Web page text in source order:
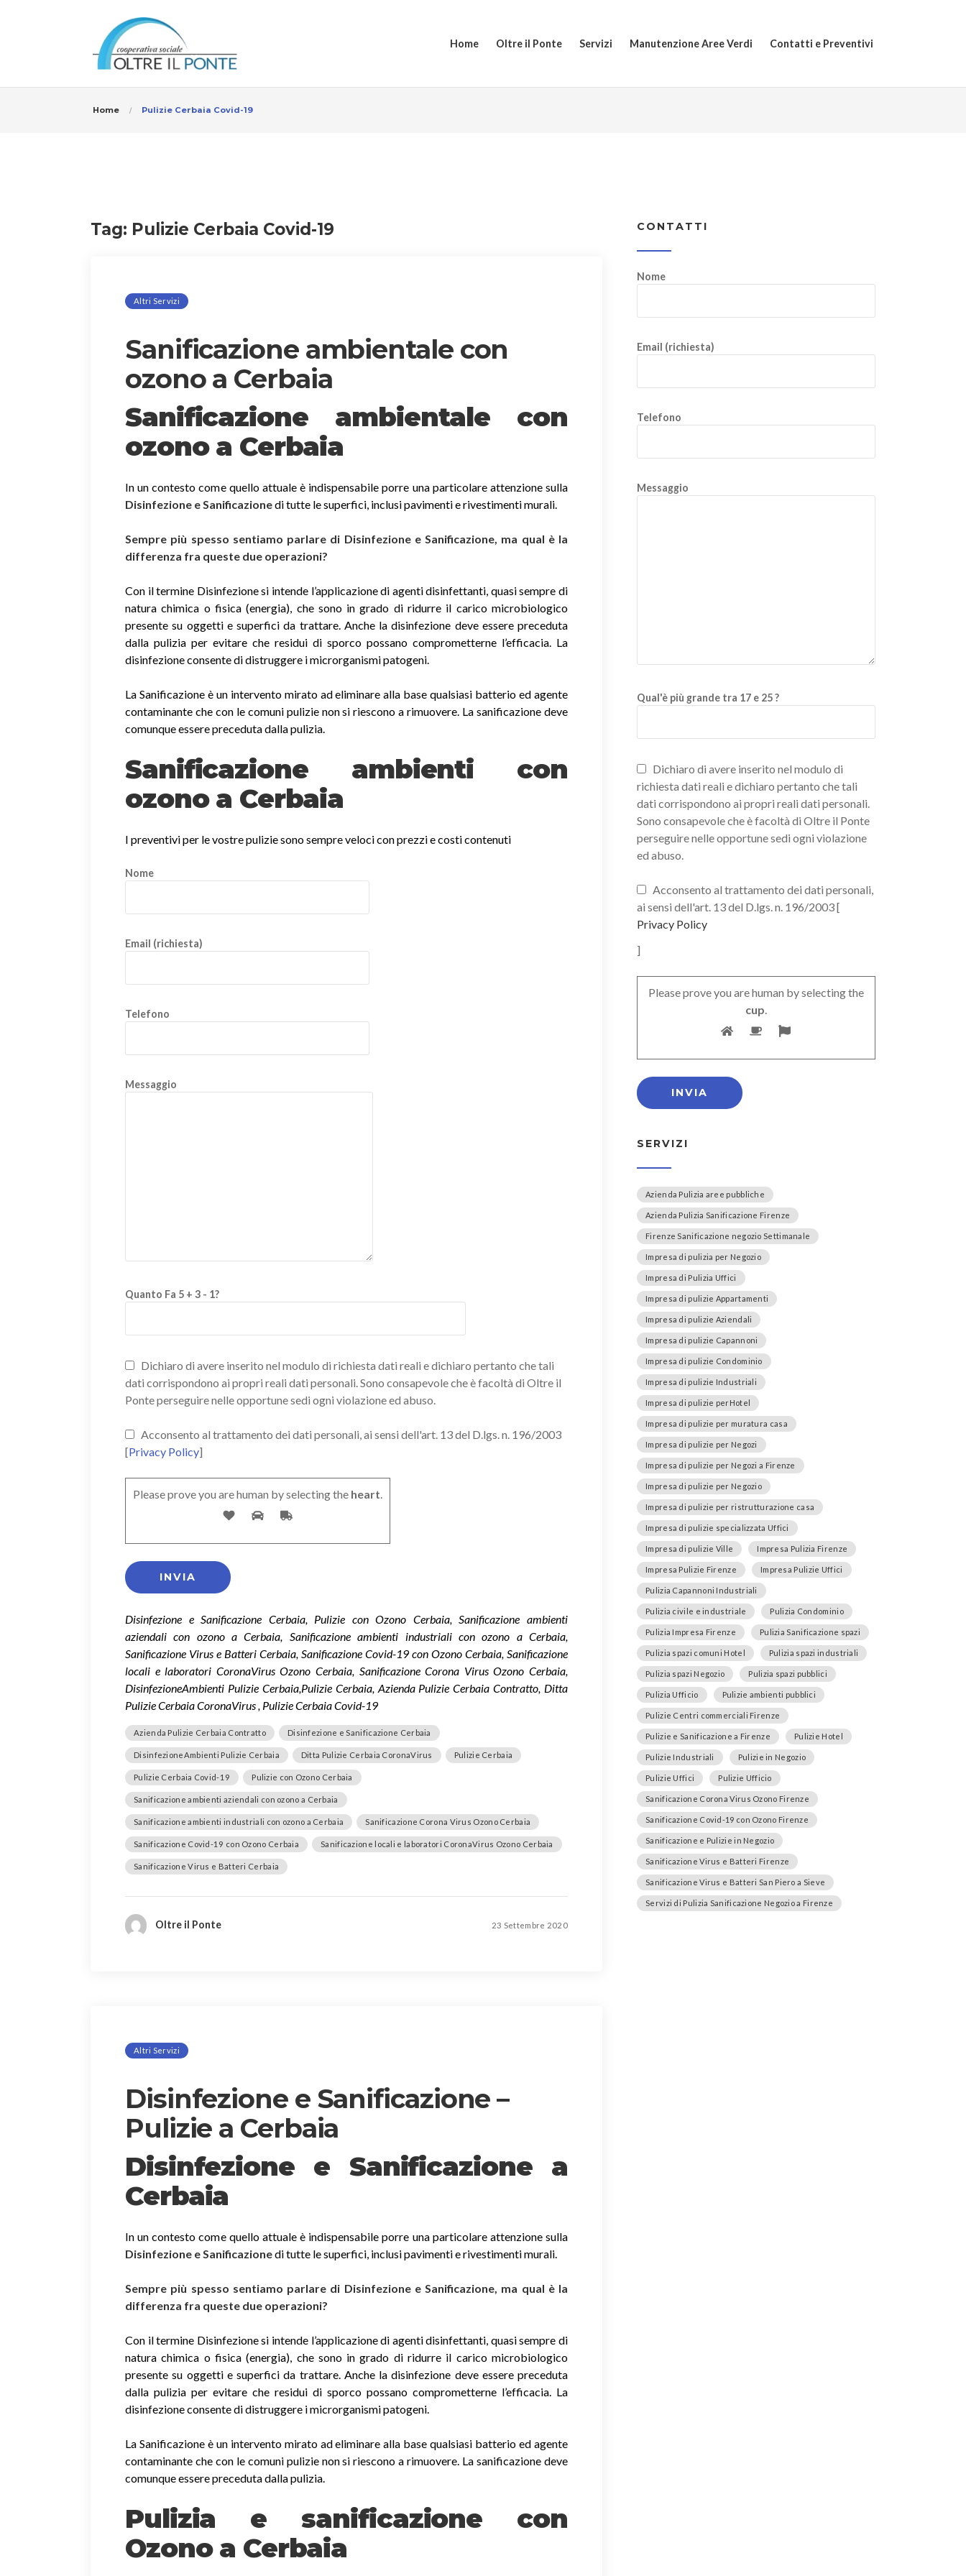
Home Oltre il Ponte Servizi Manutenzione Aree Verdi Contatti e Preventivi
Home Pulizie Cerbaia Covid-19
Tag: Pulizie Cerbaia Covid-19
Altri Servizi
Sanificazione ambientale con
ozono a Cerbaia
Sanificazione ambientale con
ozono a Cerbaia
In un contesto come quello attuale è indispensabile porre una particolare attenzione sulla
Disinfezione e Sanificazionedi tutte le superfici, inclusi pavimenti e rivestimenti murali.
Sempre più spesso sentiamo parlare di Disinfezione e Sanificazione, ma qual è la
differenza fra queste due operazioni?
Con il termine Disinfezione si intende l’applicazione di agenti disinfettanti, quasi sempre di
natura chimica o fisica (energia), che sono in grado di ridurre il carico microbiologico
presente su oggetti e superfici da trattare. Anche la disinfezione deve essere preceduta
dalla pulizia per evitare che residui di sporco possano comprometterne l’efficacia. La
disinfezione consente di distruggere i microrganismi patogeni.
La Sanificazione è un intervento mirato ad eliminare alla base qualsiasi batterio ed agente
contaminante che con le comuni pulizie non si riescono a rimuovere. La sanificazione deve
comunque essere preceduta dalla pulizia.
Sanificazione ambienti con
ozono a Cerbaia
I preventivi per le vostre pulizie sono sempre veloci con prezzi e costi contenuti
Nome
Email (richiesta)
Telefono
Messaggio
Quanto Fa 5 + 3 - 1?
Dichiaro di avere inserito nel modulo di richiesta dati reali e dichiaro pertanto che tali
dati corrispondono ai propri reali dati personali. Sono consapevole che è facoltà di Oltre il
Ponte perseguire nelle opportune sedi ogni violazione ed abuso.
Acconsento al trattamento dei dati personali, ai sensi dell'art. 13 del D.lgs. n. 196/2003
[Privacy Policy]
Please prove you are human by selecting the heart.
Disinfezione e Sanificazione Cerbaia, Pulizie con Ozono Cerbaia, Sanificazione ambienti
aziendali con ozono a Cerbaia, Sanificazione ambienti industriali con ozono a Cerbaia,
Sanificazione Virus e Batteri Cerbaia, Sanificazione Covid-19 con Ozono Cerbaia, Sanificazione
locali e laboratori CoronaVirus Ozono Cerbaia, Sanificazione Corona Virus Ozono Cerbaia,
DisinfezioneAmbienti Pulizie Cerbaia,Pulizie Cerbaia, Azienda Pulizie Cerbaia Contratto, Ditta
Pulizie Cerbaia CoronaVirus , Pulizie Cerbaia Covid-19
Azienda Pulizie Cerbaia Contratto Disinfezione e Sanificazione Cerbaia
DisinfezioneAmbienti Pulizie Cerbaia Ditta Pulizie Cerbaia CoronaVirus Pulizie Cerbaia
Pulizie Cerbaia Covid-19 Pulizie con Ozono Cerbaia
Sanificazione ambienti aziendali con ozono a Cerbaia
Sanificazione ambienti industriali con ozono a Cerbaia Sanificazione Corona Virus Ozono Cerbaia
Sanificazione Covid-19 con Ozono Cerbaia Sanificazione locali e laboratori CoronaVirus Ozono Cerbaia
Sanificazione Virus e Batteri Cerbaia
Oltre il Ponte 23 Settembre 2020
Altri Servizi
Disinfezione e Sanificazione –
Pulizie a Cerbaia
Disinfezione e Sanificazione a
Cerbaia
In un contesto come quello attuale è indispensabile porre una particolare attenzione sulla
Disinfezione e Sanificazionedi tutte le superfici, inclusi pavimenti e rivestimenti murali.
Sempre più spesso sentiamo parlare di Disinfezione e Sanificazione, ma qual è la
differenza fra queste due operazioni?
Con il termine Disinfezione si intende l’applicazione di agenti disinfettanti, quasi sempre di
natura chimica o fisica (energia), che sono in grado di ridurre il carico microbiologico
presente su oggetti e superfici da trattare. Anche la disinfezione deve essere preceduta
dalla pulizia per evitare che residui di sporco possano comprometterne l’efficacia. La
disinfezione consente di distruggere i microrganismi patogeni.
La Sanificazione è un intervento mirato ad eliminare alla base qualsiasi batterio ed agente
contaminante che con le comuni pulizie non si riescono a rimuovere. La sanificazione deve
comunque essere preceduta dalla pulizia.
Pulizia e sanificazione con
Ozono a Cerbaia
CONTATTI
Nome
Email (richiesta)
Telefono
Messaggio
Qual'è più grande tra 17 e 25 ?
Dichiaro di avere inserito nel modulo di
richiesta dati reali e dichiaro pertanto che tali
dati corrispondono ai propri reali dati personali.
Sono consapevole che è facoltà di Oltre il Ponte
perseguire nelle opportune sedi ogni violazione
ed abuso.
Acconsento al trattamento dei dati personali,
ai sensi dell'art. 13 del D.lgs. n. 196/2003 [
Privacy Policy
]
Please prove you are human by selecting the
cup.
SERVIZI
Azienda Pulizia aree pubbliche
Azienda Pulizia Sanificazione Firenze
Firenze Sanificazione negozio Settimanale
Impresa di pulizia per Negozio
Impresa di Pulizia Uffici
Impresa di pulizie Appartamenti
Impresa di pulizie Aziendali
Impresa di pulizie Capannoni
Impresa di pulizie Condominio
Impresa di pulizie Industriali
Impresa di pulizie perHotel
Impresa di pulizie per muratura casa
Impresa di pulizie per Negozi
Impresa di pulizie per Negozi a Firenze
Impresa di pulizie per Negozio
Impresa di pulizie per ristrutturazione casa
Impresa di pulizie specializzata Uffici
Impresa di pulizie Ville Impresa Pulizia Firenze
Impresa Pulizie Firenze Impresa Pulizie Uffici
Pulizia Capannoni Industriali
Pulizia civile e industriale Pulizia Condominio
Pulizia Impresa Firenze Pulizia Sanificazione spazi
Pulizia spazi comuni Hotel Pulizia spazi industriali
Pulizia spazi Negozio Pulizia spazi pubblici
Pulizia Ufficio Pulizie ambienti pubblici
Pulizie Centri commerciali Firenze
Pulizie e Sanificazione a Firenze Pulizie Hotel
Pulizie Industriali Pulizie in Negozio
Pulizie Uffici Pulizie Ufficio
Sanificazione Corona Virus Ozono Firenze
Sanificazione Covid-19 con Ozono Firenze
Sanificazione e Pulizie in Negozio
Sanificazione Virus e Batteri Firenze
Sanificazione Virus e Batteri San Piero a Sieve
Servizi di Pulizia Sanificazione Negozio a Firenze